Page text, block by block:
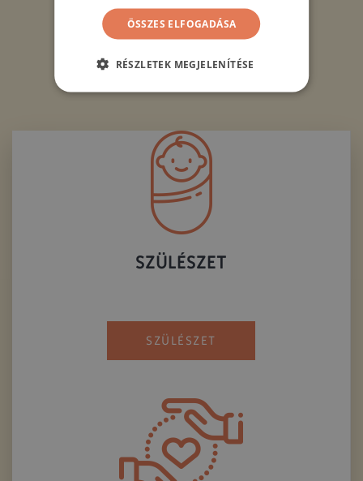
SZÜLÉSZET
SZÜLÉSZET
ÖSSZES ELFOGADÁSA
RÉSZLETEK MEGJELENÍTÉSE